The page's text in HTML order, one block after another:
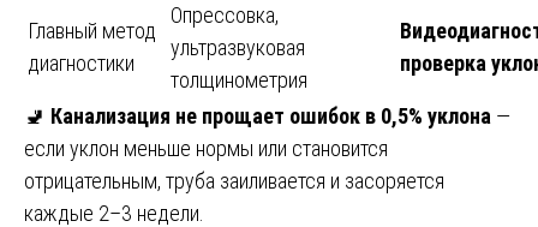
Главный метод
диагностики
Опрессовка,
ультразвуковая
толщинометрия
проверка
🚽 Канализация не прощает ошибок в 0,5% уклона —
если уклон меньше нормы или становится
отрицательным, труба заиливается и засоряется
каждые 2–3 недели.